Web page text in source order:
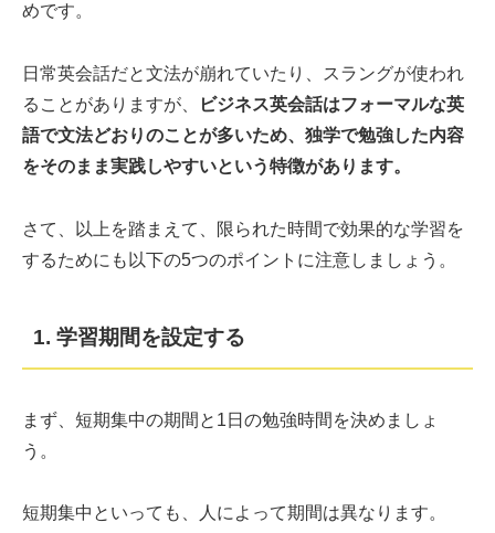
めです。
日常英会話だと文法が崩れていたり、スラングが使われ
ることがありますが、
ビジネス英会話はフォーマルな英
語で文法どおりのことが多いため、独学で勉強した内容
をそのまま実践しやすいという特徴があります。
さて、以上を踏まえて、限られた時間で効果的な学習を
するためにも以下の5つのポイントに注意しましょう。
1. 学習期間を設定する
まず、短期集中の期間と1日の勉強時間を決めましょ
う。
短期集中といっても、人によって期間は異なります。